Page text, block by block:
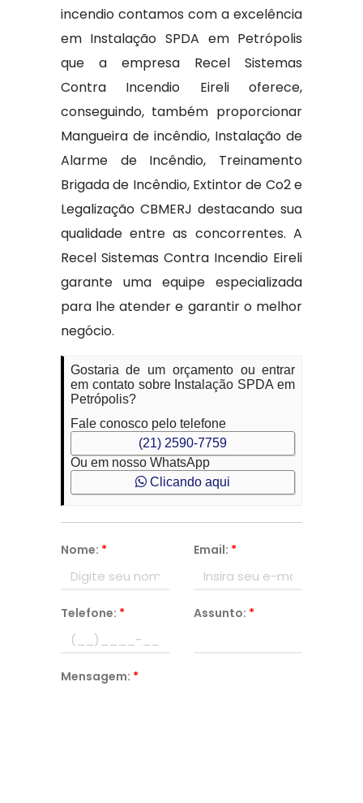
incendio contamos com a excelência
em Instalação SPDA em Petrópolis
que a empresa Recel Sistemas
Contra Incendio Eireli oferece,
conseguindo, também proporcionar
Mangueira de incêndio, Instalação de
Alarme de Incêndio, Treinamento
Brigada de Incêndio, Extintor de Co2 e
Legalização CBMERJ destacando sua
qualidade entre as concorrentes. A
Recel Sistemas Contra Incendio Eireli
garante uma equipe especializada
para lhe atender e garantir o melhor
negócio.
Gostaria de um orçamento ou entrar
em contato sobre Instalação SPDA em
Petrópolis?
Fale conosco pelo telefone
(21) 2590-7759
Ou em nosso WhatsApp
Clicando aqui
Nome: * Email: *
Telefone: * Assunto: *
Mensagem: *